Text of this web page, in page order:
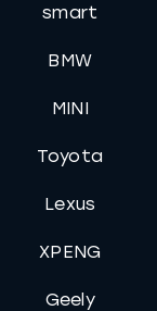
smart
BMW
MINI
Toyota
Lexus
XPENG
Geely